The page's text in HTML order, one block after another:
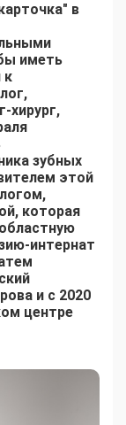
в
иметь
к
хирург,
зубных
этой
которая
интернат
и с 2020
центре